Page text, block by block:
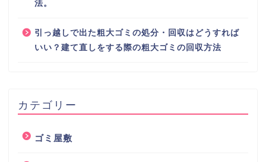
法。
引っ越しで出た粗大ゴミの処分・回収はどうすれば
いい？建て直しをする際の粗大ゴミの回収方法
カテゴリー
ゴミ屋敷